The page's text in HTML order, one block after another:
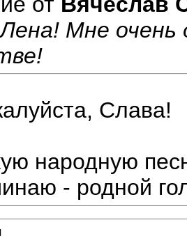
Мне
Слава!
народную
- родной